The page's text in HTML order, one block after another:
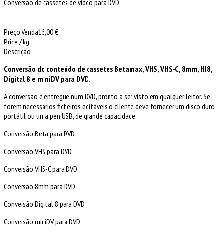
Conversão de cassetes de video para DVD
Preço Venda15,00 €
Price / kg:
Descrição
Conversão do conteúdo de cassetes Betamax, VHS, VHS-C, 8mm, HI8,
Digital 8 e miniDV para DVD.
A conversão é entregue num DVD, pronto a ser visto em qualquer leitor. Se
forem necessários ficheiros editáveis o cliente deve fornecer um disco duro
portátil ou uma pen USB, de grande capacidade.
Conversão Beta para DVD
Conversão VHS para DVD
Conversão VHS-C para DVD
Conversão 8mm para DVD
Conversão Digital 8 para DVD
Conversão miniDV para DVD